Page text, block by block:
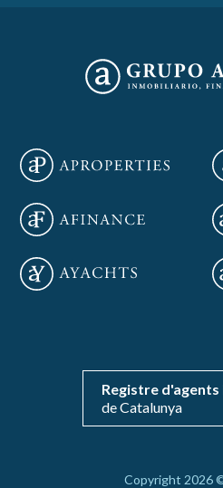
Registre
de Catalunya
Copyright 2026
Guardar configuración